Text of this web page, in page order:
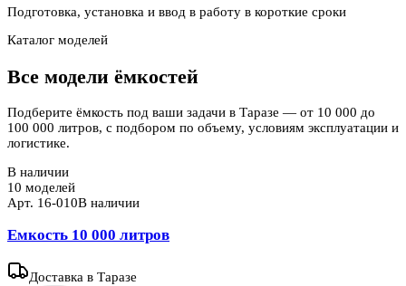
Подготовка, установка и ввод в работу в короткие сроки
Каталог моделей
Все модели ёмкостей
Подберите ёмкость под ваши задачи в Таразе — от 10 000 до
100 000 литров, с подбором по объему, условиям эксплуатации и
логистике.
В наличии
10 моделей
Арт. 16-010В наличии
Емкость 10 000 литров
Доставка в Таразе